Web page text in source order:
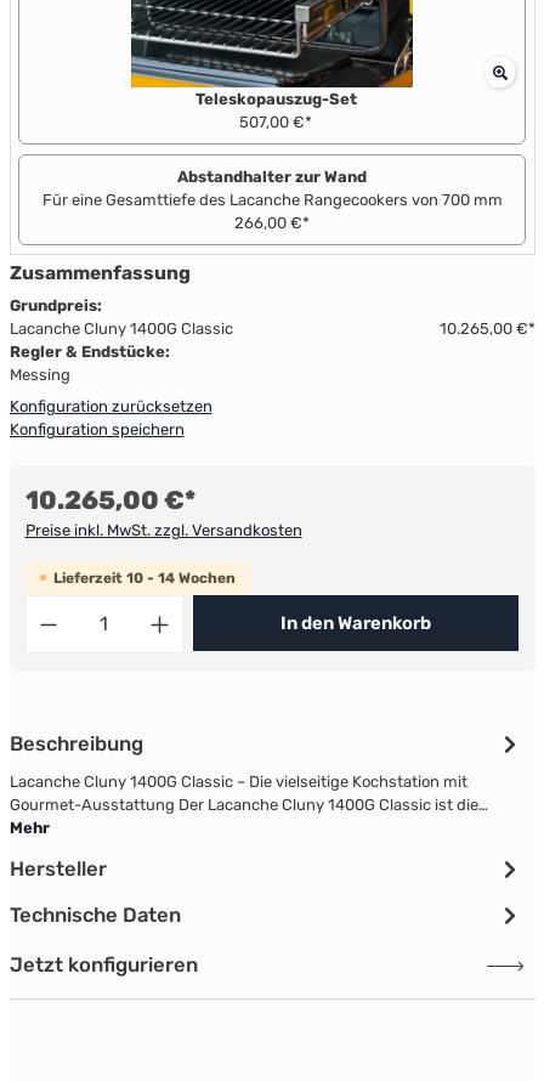
Teleskopauszug-Set
507,00 €*
Abstandhalter zur Wand
Für eine Gesamttiefe des Lacanche Rangecookers von 700 mm
266,00 €*
Zusammenfassung
Grundpreis:
Lacanche Cluny 1400G Classic
10.265,00 €*
Regler & Endstücke:
Messing
Konfiguration zurücksetzen
Konfiguration speichern
10.265,00 €*
Preise inkl. MwSt. zzgl. Versandkosten
Lieferzeit 10 - 14 Wochen
Produkt Anzahl: Gib den gewünschten Wert ein
In den Warenkorb
Beschreibung
Lacanche Cluny 1400G Classic – Die vielseitige Kochstation mit
Gourmet-Ausstattung Der Lacanche Cluny 1400G Classic ist die…
Mehr
Hersteller
Technische Daten
Jetzt konfigurieren